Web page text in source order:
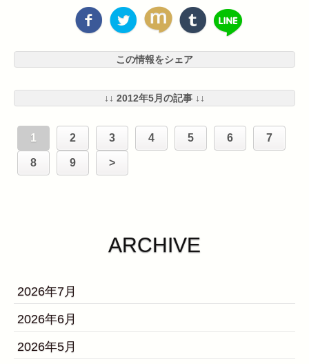
この情報をシェア
↓↓ 2012年5月の記事 ↓↓
1 2 3 4 5 6 7
8 9 >
ARCHIVE
2026年7月
2026年6月
2026年5月